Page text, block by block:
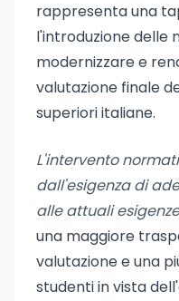
rappresenta una
l'introduzione delle
modernizzare e
valutazione finale
superiori italiane.
L'intervento
dall'esigenza di
alle attuali
una maggiore
valutazione e una
studenti in vista